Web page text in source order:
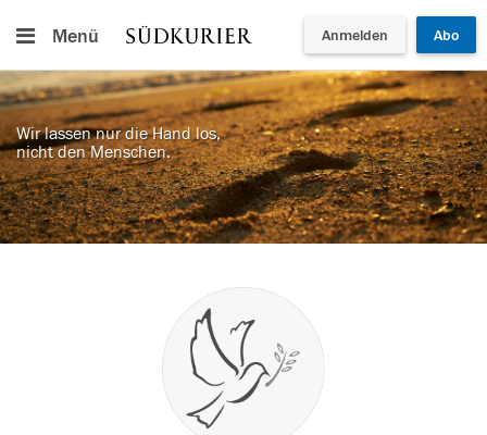
Menü Anmelden Abo
Wir lassen nur die Hand los,
nicht den Menschen.